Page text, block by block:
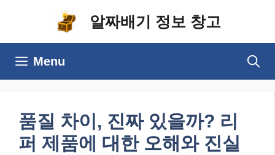
알짜배기 정보 창고
Menu
품질 차이, 진짜 있을까? 리
퍼 제품에 대한 오해와 진실